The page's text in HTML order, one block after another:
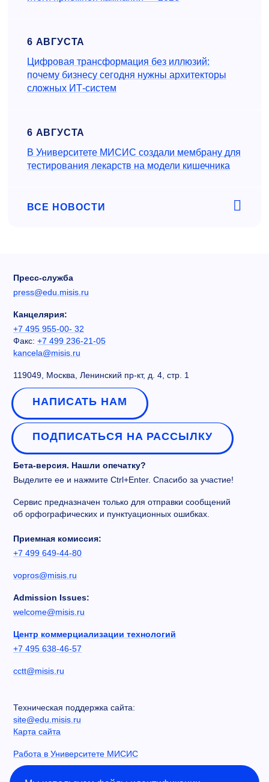
6 АВГУСТА
Цифровая трансформация без иллюзий:
почему бизнесу сегодня нужны архитекторы
сложных ИТ-систем
6 АВГУСТА
В Университете МИСИС создали мембрану для
тестирования лекарств на модели кишечника
ВСЕ НОВОСТИ
Пресс-служба
press@edu.misis.ru
Канцелярия:
+7 495 955-00- 32
Факс: +7 499 236-21-05
kancela@misis.ru
119049, Москва, Ленинский пр-кт, д. 4, стр. 1
НАПИСАТЬ НАМ
ПОДПИСАТЬСЯ НА РАССЫЛКУ
Бета-версия. Нашли опечатку?
Выделите ее и нажмите Ctrl+Enter. Спасибо за участие!
Сервис предназначен только для отправки сообщений
об орфографических и пунктуационных ошибках.
Приемная комиссия:
+7 499 649-44-80
vopros@misis.ru
Admission Issues:
welcome@misis.ru
Центр коммерциализации технологий
+7 495 638-46-57
cctt@misis.ru
Техническая поддержка сайта:
site@edu.misis.ru
Карта сайта
Работа в Университете МИСИС
Сведения об образовательной организации